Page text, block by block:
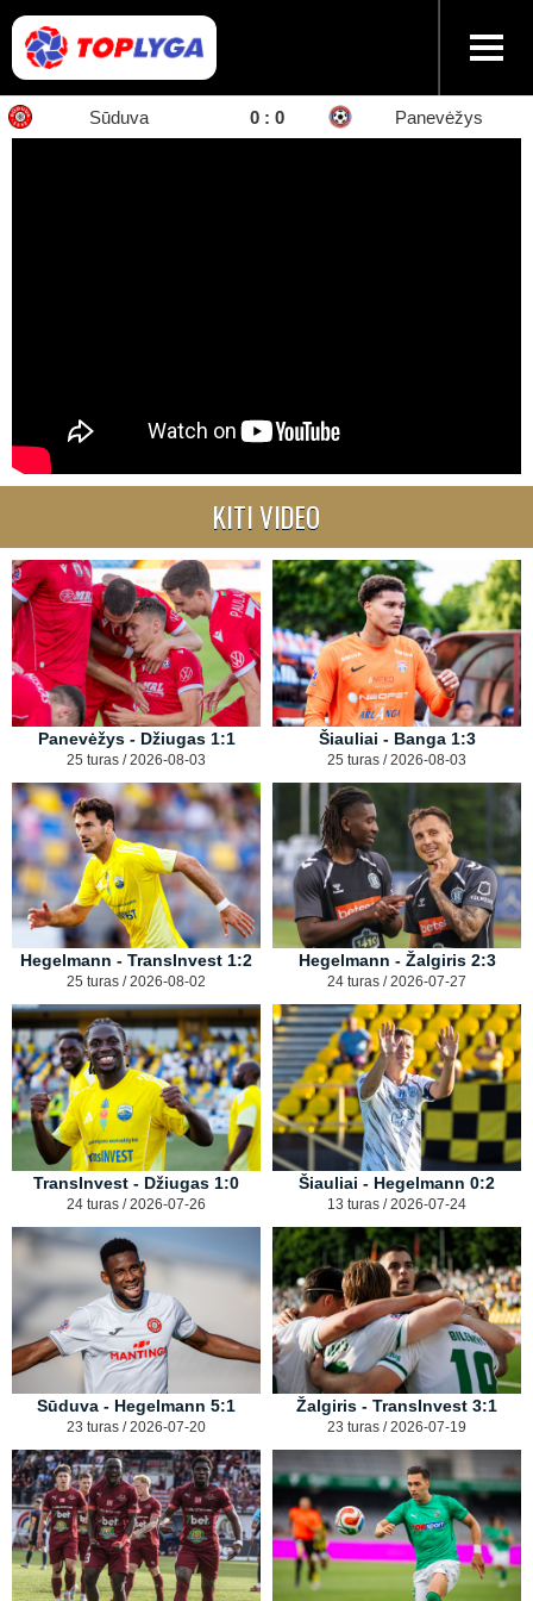
Sūduva 0 : 0 Panevėžys
KITI VIDEO
Panevėžys - Džiugas 1:1
25 turas / 2026-08-03
Šiauliai - Banga 1:3
25 turas / 2026-08-03
Hegelmann - TransInvest 1:2
25 turas / 2026-08-02
Hegelmann - Žalgiris 2:3
24 turas / 2026-07-27
TransInvest - Džiugas 1:0
24 turas / 2026-07-26
Šiauliai - Hegelmann 0:2
13 turas / 2026-07-24
Sūduva - Hegelmann 5:1
23 turas / 2026-07-20
Žalgiris - TransInvest 3:1
23 turas / 2026-07-19